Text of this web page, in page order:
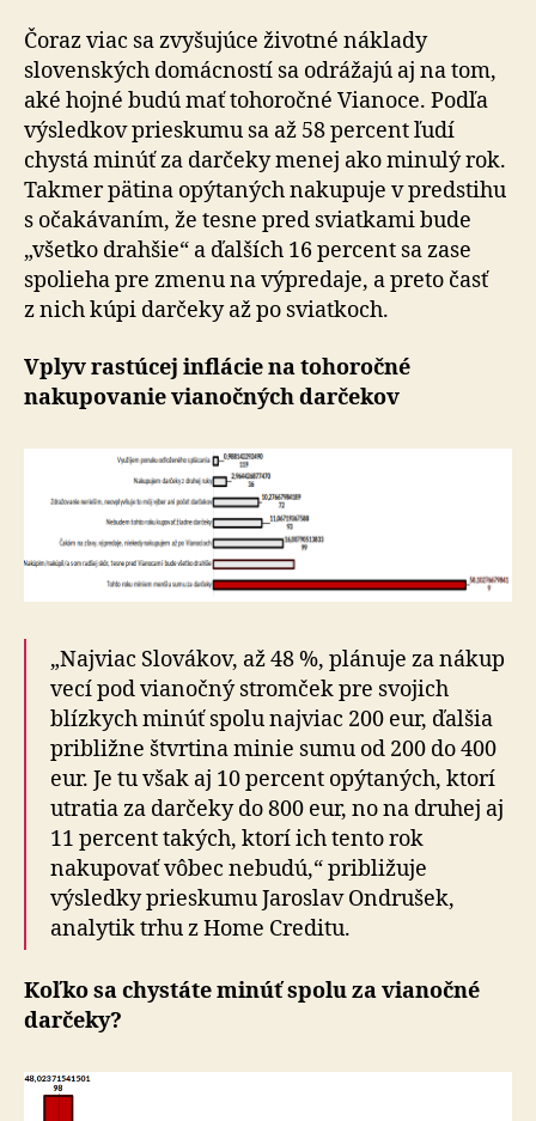
Čoraz viac sa zvyšujúce životné náklady
slovenských domácností sa odrážajú aj na tom,
aké hojné budú mať tohoročné Vianoce. Podľa
výsledkov prieskumu sa až 58 percent ľudí
chystá minúť za darčeky menej ako minulý rok.
Takmer pätina opýtaných nakupuje v predstihu
s očakávaním, že tesne pred sviatkami bude
„všetko drahšie“ a ďalších 16 percent sa zase
spolieha pre zmenu na výpredaje, a preto časť
z nich kúpi darčeky až po sviatkoch.
Vplyv rastúcej inflácie na tohoročné
nakupovanie vianočných darčekov
„Najviac Slovákov, až 48 %, plánuje za nákup
vecí pod vianočný stromček pre svojich
blízkych minúť spolu najviac 200 eur, ďalšia
približne štvrtina minie sumu od 200 do 400
eur. Je tu však aj 10 percent opýtaných, ktorí
utratia za darčeky do 800 eur, no na druhej aj
11 percent takých, ktorí ich tento rok
nakupovať vôbec nebudú,“ približuje
výsledky prieskumu Jaroslav Ondrušek,
analytik trhu z Home Creditu.
Koľko sa chystáte minúť spolu za vianočné
darčeky?